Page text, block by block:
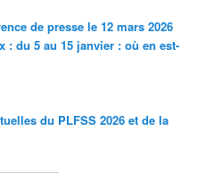
de presse le 12 mars 2026
: du 5 au 15 janvier : où en est-
du PLFSS 2026 et de la